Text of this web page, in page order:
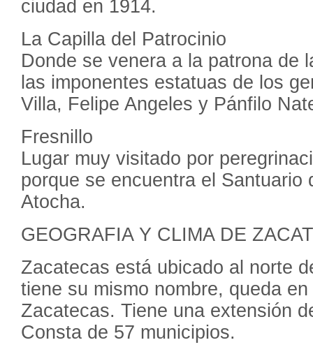
ciudad en 1914.
La Capilla del Patrocinio
Donde se venera a la patrona de
las imponentes estatuas de los
Villa, Felipe Angeles y Pánfilo
Fresnillo
Lugar muy visitado por
porque se encuentra el Santuario
Atocha.
GEOGRAFIA Y CLIMA DE
Zacatecas está ubicado al norte
tiene su mismo nombre, queda
Zacatecas. Tiene una extensión
Consta de 57 municipios.